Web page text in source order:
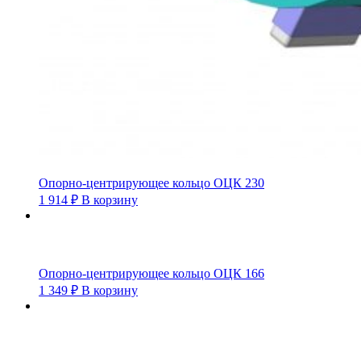
Опорно-центрирующее кольцо ОЦК 230
1 914 ₽ В корзину
Опорно-центрирующее кольцо ОЦК 166
1 349 ₽ В корзину